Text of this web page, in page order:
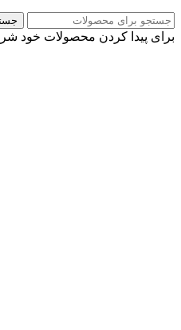
برای پیدا کردن محصولات خود